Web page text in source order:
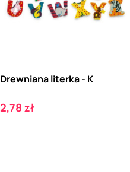
Drewniana literka - K
Cena
2,78 zł